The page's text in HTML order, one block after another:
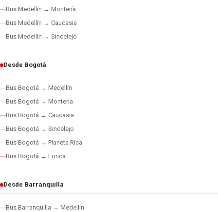
Bus Medellín → Montería
Bus Medellín → Caucasia
Bus Medellín → Sincelejo
Desde Bogotá
Bus Bogotá → Medellín
Bus Bogotá → Montería
Bus Bogotá → Caucasia
Bus Bogotá → Sincelejo
Bus Bogotá → Planeta Rica
Bus Bogotá → Lorica
Desde Barranquilla
Bus Barranquilla → Medellín